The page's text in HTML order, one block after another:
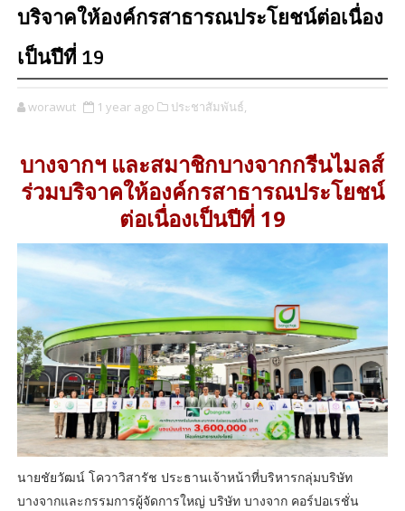
บริจาคให้องค์กรสาธารณประโยชน์ต่อเนื่อง
เป็นปีที่ 19
worawut 1 year ago ประชาสัมพันธ์,
บางจากฯ และสมาชิกบางจากกรีนไมลส์
ร่วมบริจาคให้องค์กรสาธารณประโยชน์
ต่อเนื่องเป็นปีที่ 19
นายชัยวัฒน์ โควาวิสารัช ประธานเจ้าหน้าที่บริหารกลุ่มบริษัท
บางจากและกรรมการผู้จัดการใหญ่ บริษัท บางจาก คอร์ปอเรชั่น